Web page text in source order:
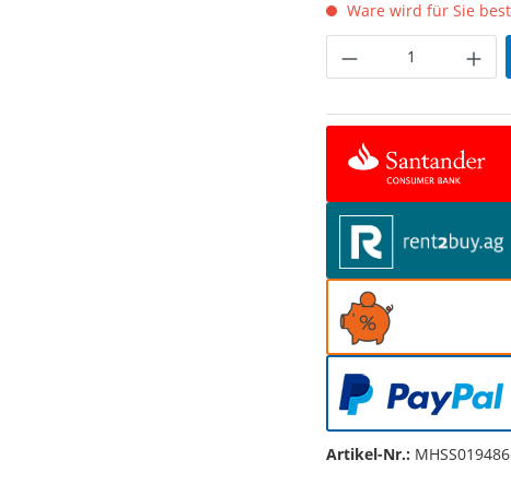
Ware wird für Sie
Produkt
Artikel-Nr.: